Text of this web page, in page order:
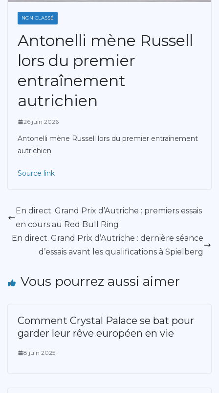
NON CLASSÉ
Antonelli mène Russell
lors du premier
entraînement
autrichien
26 juin 2026
Antonelli mène Russell lors du premier entraînement
autrichien
Source link
En direct. Grand Prix d’Autriche : premiers essais
en cours au Red Bull Ring
En direct. Grand Prix d’Autriche : dernière séance
d’essais avant les qualifications à Spielberg
Vous pourrez aussi aimer
Comment Crystal Palace se bat pour
garder leur rêve européen en vie
8 juin 2025